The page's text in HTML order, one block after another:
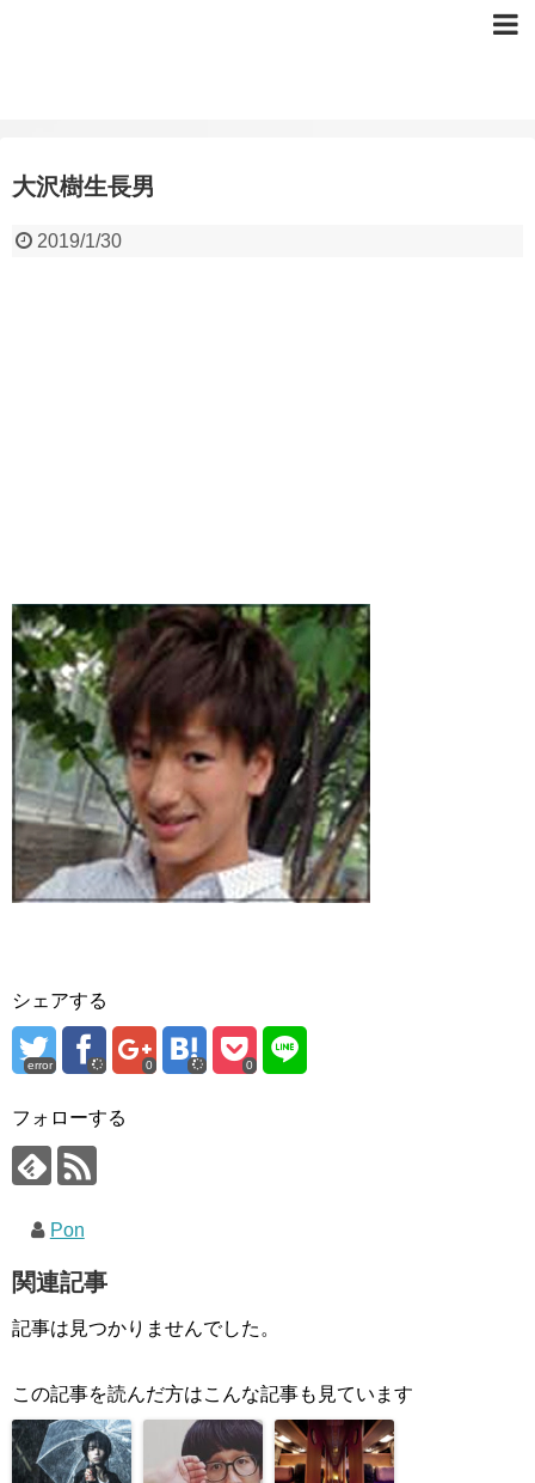
大沢樹生長男
2019/1/30
シェアする
error 0 0
フォローする
Pon
関連記事
記事は見つかりませんでした。
この記事を読んだ方はこんな記事も見ています